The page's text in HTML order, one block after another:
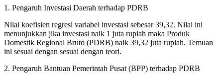
1. Pengaruh Investasi Daerah terhadap PDRB
Nilai koefisien regresi variabel investasi sebesar 39,32. Nilai ini
menunjukkan jika investasi naik 1 juta rupiah maka Produk
Domestik Regional Bruto (PDRB) naik 39,32 juta rupiah. Temuan
ini sesuai dengan sesuai dengan teori.
2. Pengaruh Bantuan Pemerintah Pusat (BPP) terhadap PDRB